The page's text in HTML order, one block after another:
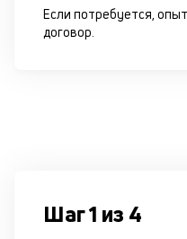
Если потребуется,
договор.
Шаг 1 из 4